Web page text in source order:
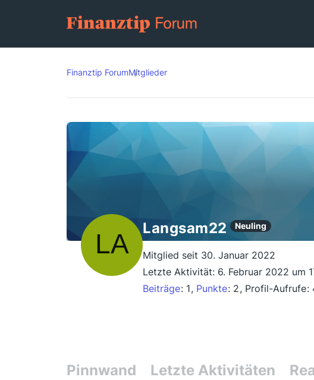
Finanztip ForumMitglieder
Langsam22 Neuling
Mitglied seit 30. Januar 2022
Letzte Aktivität: 6. Februar 2022 um
Beiträge 1 Punkte 2 Profil-Aufrufe
Pinnwand Letzte Aktivitäten